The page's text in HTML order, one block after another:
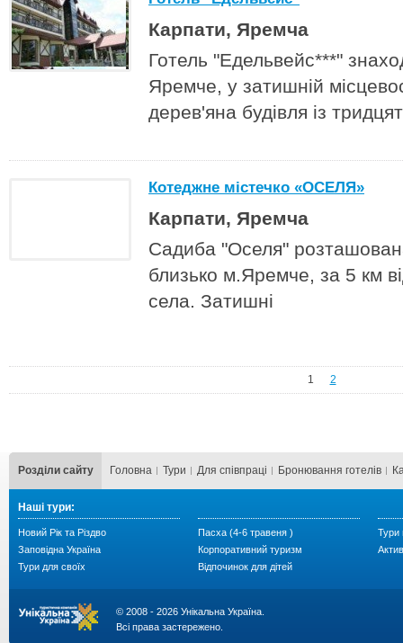
Карпати, Яремча
Готель "Едельвейс***"
Яремче, у затишній
дерев'яна будівля із
Котеджне містечко «ОСЕЛЯ»
Карпати, Яремча
Садиба "Оселя"
близько м.Яремче, за 5 км
села. Затишні
1 2
Розділи сайту Головна Тури Для cпівпраці Бронювання готелів
Наші тури:
Новий Рік та Різдво
Заповідна Україна
Тури для своїх
Пасха (4-6 травеня )
Корпоративний туризм
Відпочинок для дітей
Тури
© 2008 - 2026 Унікальна Україна.
Всі права застережено.